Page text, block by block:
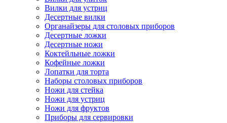
Вилки для устриц
Десертные вилки
Органайзеры для столовых приборов
Десертные ложки
Десертные ножи
Коктейльные ложки
Кофейные ложки
Лопатки для торта
Наборы столовых приборов
Ножи для стейка
Ножи для устриц
Ножи для фруктов
Приборы для сервировки